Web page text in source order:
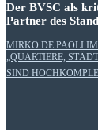
Der BVSC als
Partner des
MIRKO DE PAOLI
„QUARTIERE,
SIND